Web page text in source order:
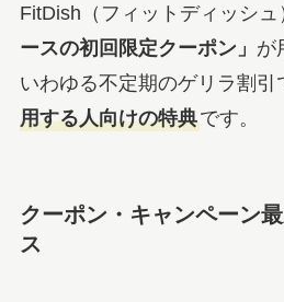
FitDish（フィットディッシ
ースの初回限定クーポン」 が
いわゆる不定期のゲリラ割引
用する人向けの特典です。
クーポン・キャンペーン
ス